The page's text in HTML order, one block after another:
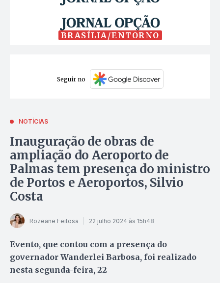
BRASÍLIA/ENTORNO
Seguir no
NOTÍCIAS
Inauguração de obras de
ampliação do Aeroporto de
Palmas tem presença do ministro
de Portos e Aeroportos, Silvio
Costa
Rozeane Feitosa 22 julho 2024 às 15h48
Evento, que contou com a presença do
governador Wanderlei Barbosa, foi realizado
nesta segunda-feira, 22